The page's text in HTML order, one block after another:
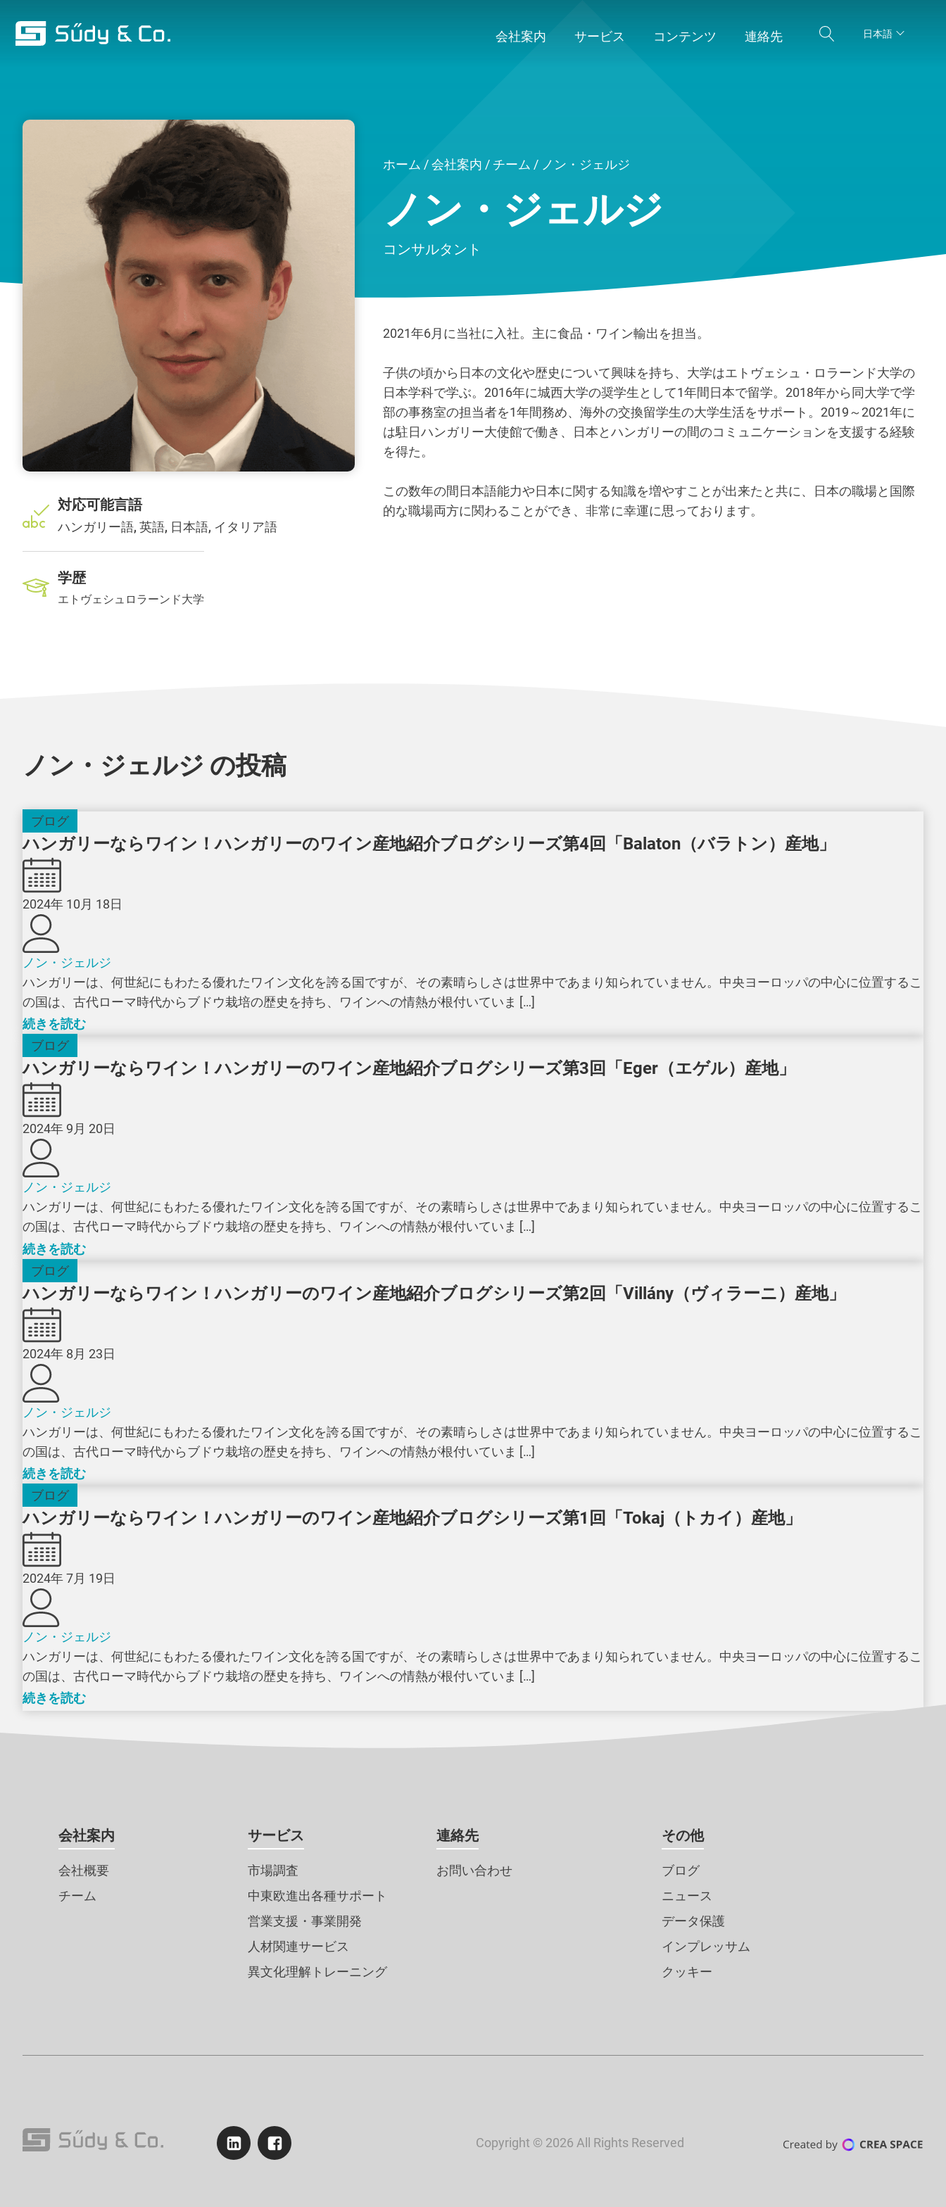
会社案内 サービス コンテンツ 連絡先 日本語
ホーム /会社案内 / チーム / ノン・ジェルジ
ノン・ジェルジ
コンサルタント
対応可能言語
ハンガリー語, 英語, 日本語, イタリア語
学歴
エトヴェシュロラーンド大学
2021年6月に当社に入社。主に食品・ワイン輸出を担当。
子供の頃から日本の文化や歴史について興味を持ち、大学はエトヴェシュ・ロラーンド大学の
日本学科で学ぶ。2016年に城西大学の奨学生として1年間日本で留学。2018年から同大学で学
部の事務室の担当者を1年間務め、海外の交換留学生の大学生活をサポート。2019～2021年に
は駐日ハンガリー大使館で働き、日本とハンガリーの間のコミュニケーションを支援する経験
を得た。
この数年の間日本語能力や日本に関する知識を増やすことが出来たと共に、日本の職場と国際
的な職場両方に関わることができ、非常に幸運に思っております。
ノン・ジェルジ の投稿
ブログ
ハンガリーならワイン！ハンガリーのワイン産地紹介ブログシリーズ第4回「Balaton（バラトン）産地」
2024年 10月 18日
ノン・ジェルジ
ハンガリーは、何世紀にもわたる優れたワイン文化を誇る国ですが、その素晴らしさは世界中であまり知られていません。中央ヨーロッパの中心に位置するこ
の国は、古代ローマ時代からブドウ栽培の歴史を持ち、ワインへの情熱が根付いていま […]
続きを読む
ブログ
ハンガリーならワイン！ハンガリーのワイン産地紹介ブログシリーズ第3回「Eger（エゲル）産地」
2024年 9月 20日
ノン・ジェルジ
ハンガリーは、何世紀にもわたる優れたワイン文化を誇る国ですが、その素晴らしさは世界中であまり知られていません。中央ヨーロッパの中心に位置するこ
の国は、古代ローマ時代からブドウ栽培の歴史を持ち、ワインへの情熱が根付いていま […]
続きを読む
ブログ
ハンガリーならワイン！ハンガリーのワイン産地紹介ブログシリーズ第2回「Villány（ヴィラーニ）産地」
2024年 8月 23日
ノン・ジェルジ
ハンガリーは、何世紀にもわたる優れたワイン文化を誇る国ですが、その素晴らしさは世界中であまり知られていません。中央ヨーロッパの中心に位置するこ
の国は、古代ローマ時代からブドウ栽培の歴史を持ち、ワインへの情熱が根付いていま […]
続きを読む
ブログ
ハンガリーならワイン！ハンガリーのワイン産地紹介ブログシリーズ第1回「Tokaj（トカイ）産地」
2024年 7月 19日
ノン・ジェルジ
ハンガリーは、何世紀にもわたる優れたワイン文化を誇る国ですが、その素晴らしさは世界中であまり知られていません。中央ヨーロッパの中心に位置するこ
の国は、古代ローマ時代からブドウ栽培の歴史を持ち、ワインへの情熱が根付いていま […]
続きを読む
会社案内
会社概要
チーム
サービス
市場調査
中東欧進出各種サポート
営業支援・事業開発
人材関連サービス
異文化理解トレーニング
連絡先
お問い合わせ
その他
ブログ
ニュース
データ保護
インプレッサム
クッキー
Copyright © 2026 All Rights Reserved